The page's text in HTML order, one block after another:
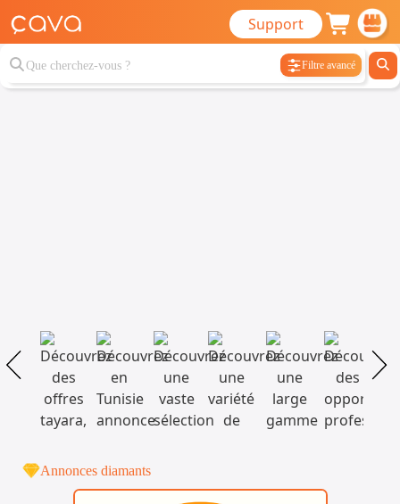
Support
Filtre avancé
Annonces diamants